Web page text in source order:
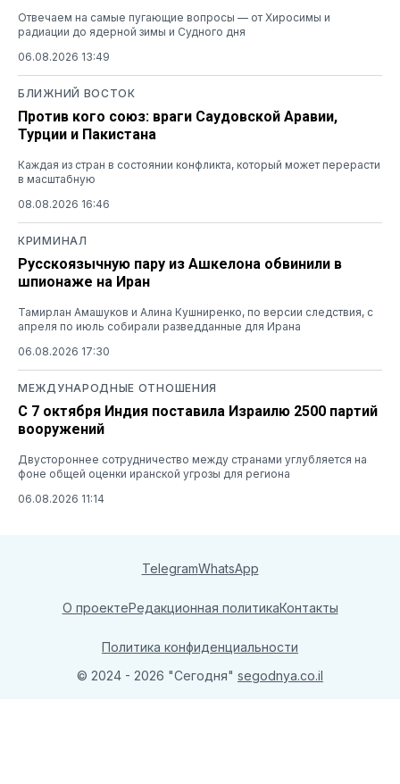
Отвечаем на самые пугающие вопросы — от Хиросимы и
радиации до ядерной зимы и Судного дня
06.08.2026 13:49
БЛИЖНИЙ ВОСТОК
Против кого союз: враги Саудовской Аравии,
Турции и Пакистана
Каждая из стран в состоянии конфликта, который может перерасти
в масштабную
08.08.2026 16:46
КРИМИНАЛ
Русскоязычную пару из Ашкелона обвинили в
шпионаже на Иран
Тамирлан Амашуков и Алина Кушниренко, по версии следствия, с
апреля по июль собирали разведданные для Ирана
06.08.2026 17:30
МЕЖДУНАРОДНЫЕ ОТНОШЕНИЯ
С 7 октября Индия поставила Израилю 2500 партий
вооружений
Двустороннее сотрудничество между странами углубляется на
фоне общей оценки иранской угрозы для региона
06.08.2026 11:14
TelegramWhatsApp
О проектеРедакционная политикаКонтакты
Политика конфиденциальности
© 2024 - 2026 "Сегодня" segodnya.co.il